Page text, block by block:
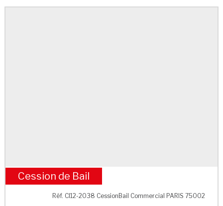
M° Etienne Marcel
Cession de Bail
Réf. CI12-2038 CessionBail Commercial PARIS 75002